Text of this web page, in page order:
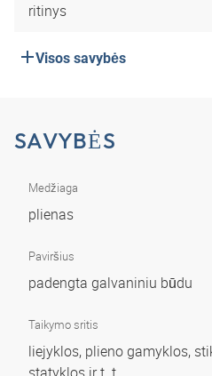
ritinys
Visos savybės
SAVYBĖS
Medžiaga
plienas
Paviršius
padengta galvaniniu būdu
Taikymo sritis
liejyklos, plieno gamyklos,